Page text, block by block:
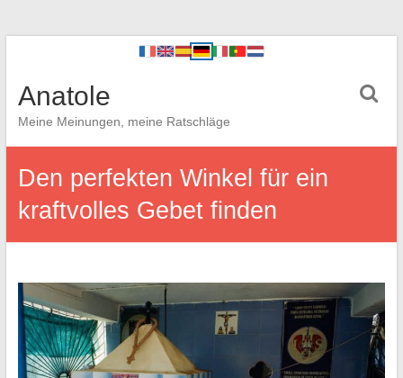
Anatole
Meine Meinungen, meine Ratschläge
Den perfekten Winkel für ein
kraftvolles Gebet finden